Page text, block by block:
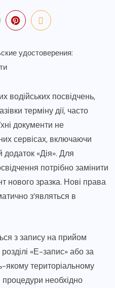
водійських посвідчень,
терміну дії, часто
документи не
сервісах, включаючи
додаток «Дія». Для
потрібно замінити
нового зразка. Нові права
з’являться в
з запису на прийом
«Е-запис» або за
якому територіальному
необхідно